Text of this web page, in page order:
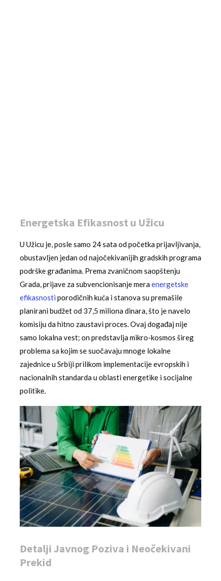
Energetska Efikasnost u Užicu
U Užicu je, posle samo 24 sata od početka prijavljivanja,
obustavljen jedan od najočekivanijih gradskih programa
podrške građanima. Prema zvaničnom saopštenju
Grada, prijave za subvencionisanje meraenergetske
efikasnosti porodičnih kuća i stanova su premašile
planirani budžet od 37,5 miliona dinara, što je navelo
komisiju da hitno zaustavi proces. Ovaj događaj nije
samo lokalna vest; on predstavlja mikro-kosmos šireg
problema sa kojim se suočavaju mnoge lokalne
zajednice u Srbiji prilikom implementacije evropskih i
nacionalnih standarda u oblasti energetike i socijalne
politike.
Detalji Javnog Poziva i Neočekivani
Prekid